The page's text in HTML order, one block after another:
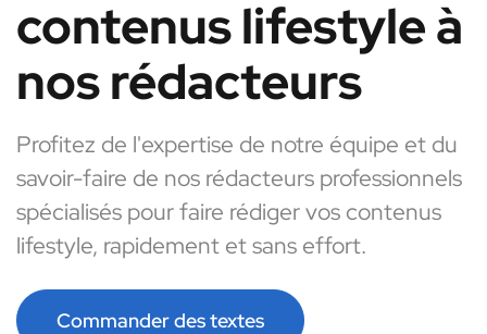
contenus lifestyle à
nos rédacteurs
Profitez de l'expertise de notre équipe et du
savoir-faire de nos rédacteurs professionnels
spécialisés pour faire rédiger vos contenus
lifestyle, rapidement et sans effort.
Commander des textes